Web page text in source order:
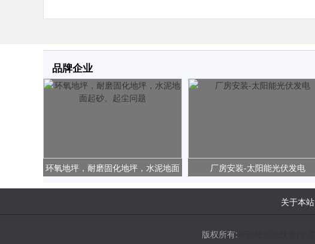
品牌企业
环氧地坪，耐磨固化地坪，水泥地面
起砂、起尘问题
厂房安装-太阳能光伏发电
关于本站
版权所有: